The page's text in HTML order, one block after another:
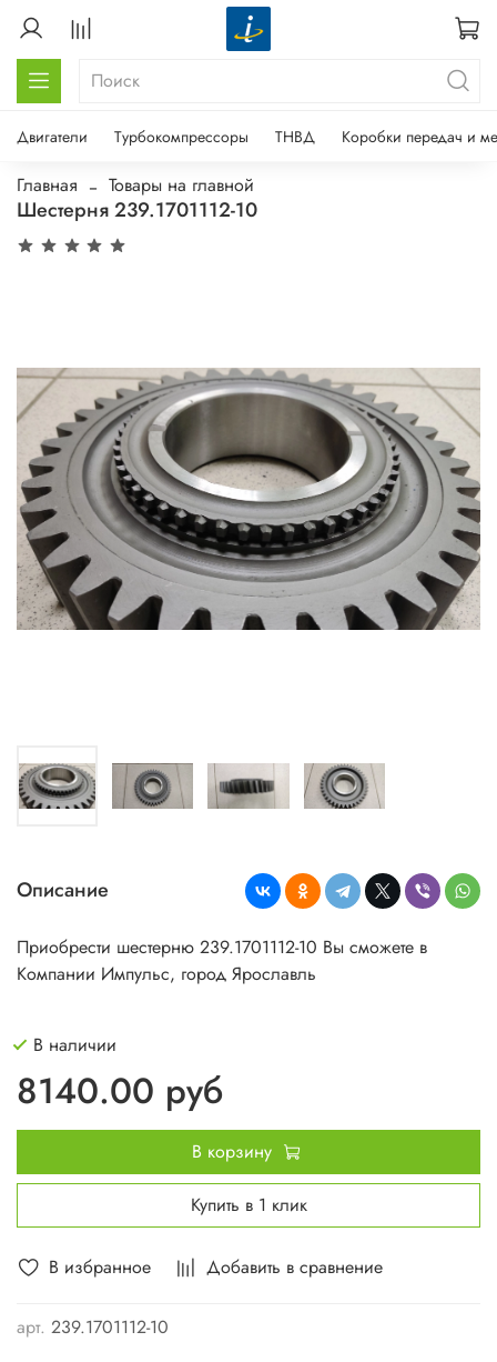
Двигатели Турбокомпрессоры ТНВД Коробки передач и
Главная Товары на главной
Шестерня 239.1701112-10
В избранное Добавить в сравнение
арт. 239.1701112-10
Описание
Приобрести шестерню 239.1701112-10 Вы сможете в
Компании Импульс, город Ярославль
В наличии
8140.00 руб
В корзину
Купить в 1 клик